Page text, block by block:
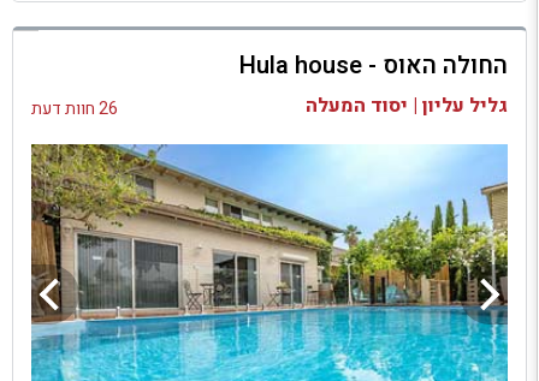
למתחם זה
בדיקת זמינות ומחירים
החולה האוס - Hula house
גליל עליון | יסוד המעלה 26 חוות דעת